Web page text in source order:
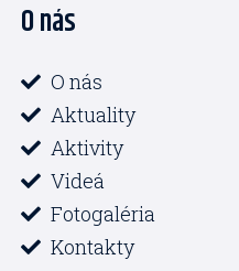
O nás
O nás
Aktuality
Aktivity
Videá
Fotogaléria
Kontakty